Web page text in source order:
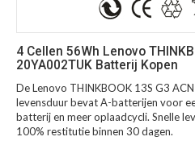
4 Cellen 56Wh Lenovo
20YA002TUK Batterij Kopen
De Lenovo THINKBOOK 13S G3
levensduur bevat A-batterijen voor
batterij en meer oplaadcycli. Snelle
100% restitutie binnen 30 dagen.